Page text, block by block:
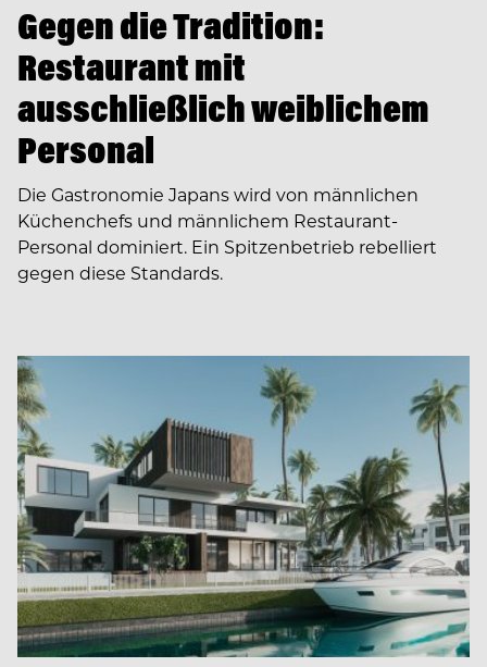
Gegen die Tradition:
Restaurant mit
ausschließlich weiblichem
Personal
Die Gastronomie Japans wird von männlichen
Küchenchefs und männlichem Restaurant-
Personal dominiert. Ein Spitzenbetrieb rebelliert
gegen diese Standards.